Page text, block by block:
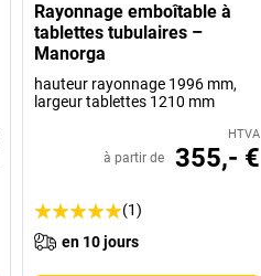
Rayonnage emboîtable à
tablettes tubulaires –
Manorga
hauteur rayonnage 1996 mm,
largeur tablettes 1210 mm
HTVA
à partir de 355,- €
(1)
en 10 jours